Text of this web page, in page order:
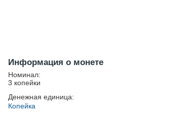
Информация о монете
Номинал:
3 копейки
Денежная единица:
Копейка